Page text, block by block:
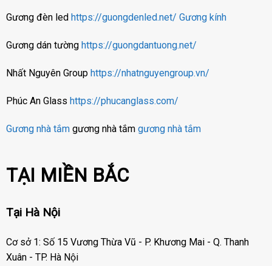
Gương đèn led https://guongdenled.net/ Gương kính
Gương dán tường https://guongdantuong.net/
Nhất Nguyên Group https://nhatnguyengroup.vn/
Phúc An Glass https://phucanglass.com/
Gương nhà tắmgương nhà tắm gương nhà tắm
TẠI MIỀN BẮC
Tại Hà Nội
Cơ sở 1: Số 15 Vương Thừa Vũ - P. Khương Mai - Q. Thanh
Xuân - TP. Hà Nội